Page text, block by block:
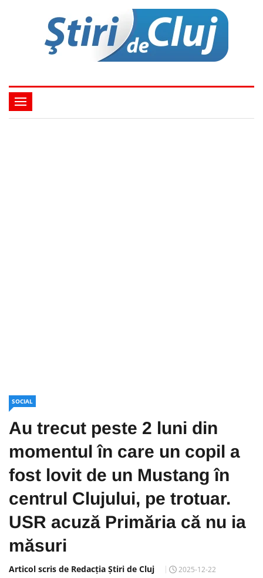
SOCIAL
Au trecut peste 2 luni din
momentul în care un copil a
fost lovit de un Mustang în
centrul Clujului, pe trotuar.
USR acuză Primăria că nu ia
măsuri
Articol scris de Redacția Știri de Cluj
2025-12-22